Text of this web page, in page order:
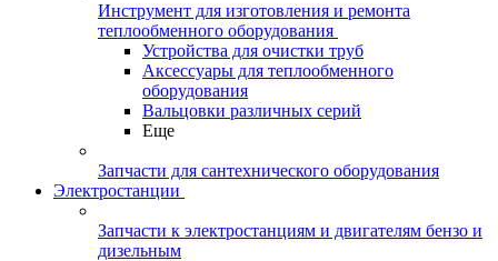
Инструмент для изготовления и ремонта
теплообменного оборудования
Устройства для очистки труб
Аксессуары для теплообменного
оборудования
Вальцовки различных серий
Еще
Запчасти для сантехнического оборудования
Электростанции
Запчасти к электростанциям и двигателям бензо и
дизельным